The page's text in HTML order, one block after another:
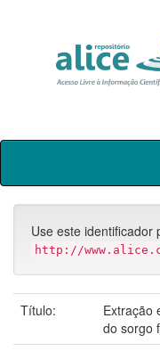
Skip
Use este identificador
http://
Título:
Extração
do sorgo